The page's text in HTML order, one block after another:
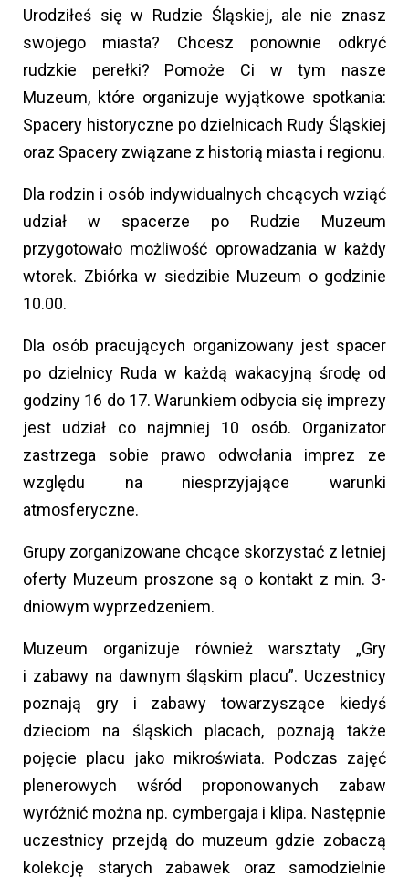
Urodziłeś się w Rudzie Śląskiej, ale nie znasz
swojego miasta? Chcesz ponownie odkryć
rudzkie perełki? Pomoże Ci w tym nasze
Muzeum, które organizuje wyjątkowe spotkania:
Spacery historyczne po dzielnicach Rudy Śląskiej
oraz Spacery związane z historią miasta i regionu.
Dla rodzin i osób indywidualnych chcących wziąć
udział w spacerze po Rudzie Muzeum
przygotowało możliwość oprowadzania w każdy
wtorek. Zbiórka w siedzibie Muzeum o godzinie
10.00.
Dla osób pracujących organizowany jest spacer
po dzielnicy Ruda w każdą wakacyjną środę od
godziny 16 do 17. Warunkiem odbycia się imprezy
jest udział co najmniej 10 osób. Organizator
zastrzega sobie prawo odwołania imprez ze
względu na niesprzyjające warunki
atmosferyczne.
Grupy zorganizowane chcące skorzystać z letniej
oferty Muzeum proszone są o kontakt z min. 3-
dniowym wyprzedzeniem.
Muzeum organizuje również warsztaty „Gry
i zabawy na dawnym śląskim placu”. Uczestnicy
poznają gry i zabawy towarzyszące kiedyś
dzieciom na śląskich placach, poznają także
pojęcie placu jako mikroświata. Podczas zajęć
plenerowych wśród proponowanych zabaw
wyróżnić można np. cymbergaja i klipa. Następnie
uczestnicy przejdą do muzeum gdzie zobaczą
kolekcję starych zabawek oraz samodzielnie